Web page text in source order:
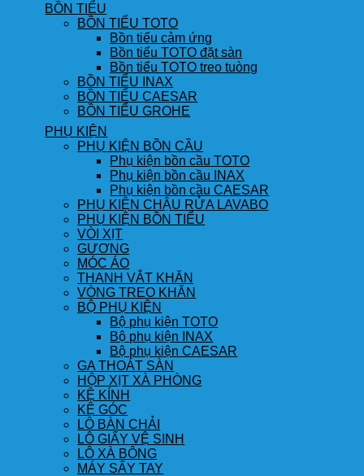
BỒN TIỂU
BỒN TIỂU TOTO
Bồn tiểu cảm ứng
Bồn tiểu TOTO đặt sàn
Bồn tiểu TOTO treo tuòng
BỒN TIỂU INAX
BỒN TIỂU CAESAR
BỒN TIỂU GROHE
PHỤ KIỆN
PHỤ KIỆN BỒN CẦU
Phụ kiện bồn cầu TOTO
Phụ kiện bồn cầu INAX
Phụ kiện bồn cầu CAESAR
PHỤ KIỆN CHẬU RỬA LAVABO
PHỤ KIỆN BỒN TIỂU
VÒI XỊT
GƯƠNG
MÓC ÁO
THANH VẮT KHĂN
VÒNG TREO KHĂN
BỘ PHỤ KIỆN
Bộ phụ kiện TOTO
Bộ phụ kiện INAX
Bộ phụ kiện CAESAR
GA THOÁT SÀN
HỘP XỊT XÀ PHÒNG
KỆ KÍNH
KỆ GÓC
LÔ BÀN CHẢI
LÔ GIẤY VỆ SINH
LÔ XÀ BÔNG
MÁY SẤY TAY